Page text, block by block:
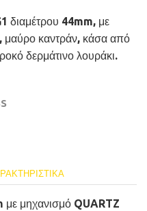
διαμέτρου 44mm, με
μαύρο καντράν, κάσα από
δερμάτινο λουράκι.
με μηχανισμό QUARTZ